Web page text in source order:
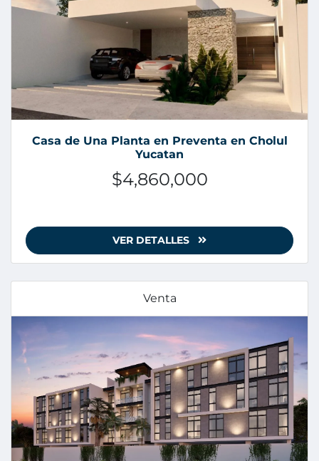
Casa de Una Planta en Preventa en Cholul
Yucatan
$4,860,000
VER DETALLES
Venta